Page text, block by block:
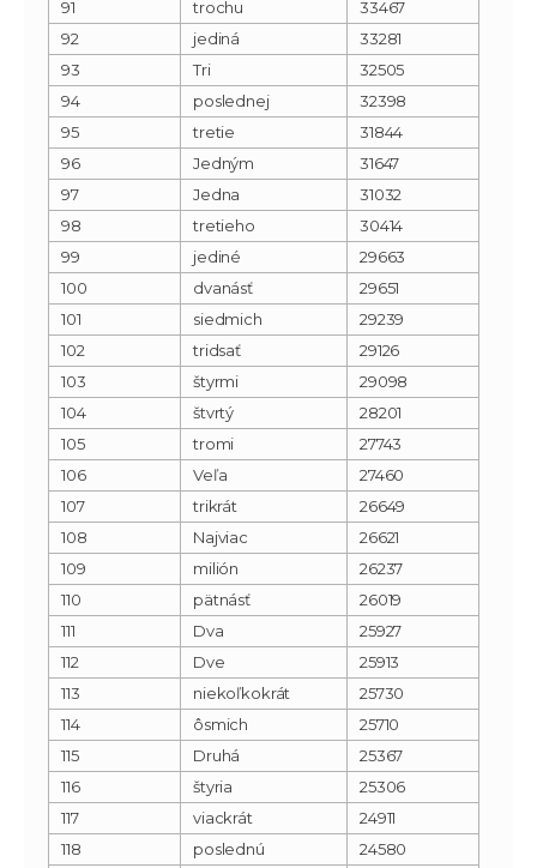
91 trochu
33467
92
jediná
33281
93
Tri
32505
94
poslednej
32398
95
tretie
31844
96
Jedným
31647
97
Jedna
31032
98
tretieho
30414
99
jediné
29663
100
dvanásť
29651
101
siedmich
29239
102
tridsať
29126
103
štyrmi
29098
104
štvrtý
28201
105
tromi
27743
106
Veľa
27460
107
trikrát
26649
108
Najviac
26621
109
milión
26237
110
pätnásť
26019
111
Dva
25927
112
Dve
25913
113
niekoľkokrát
25730
114
ôsmich
25710
115
Druhá
25367
116
štyria
25306
117
viackrát
24911
118
poslednú
24580